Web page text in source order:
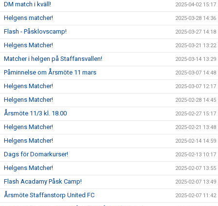
DM match i kväll! 2025-04-02 15:17
Helgens matcher! 2025-03-28 14:36
Flash - Påsklovscamp! 2025-03-27 14:18
Helgens Matcher! 2025-03-21 13:22
Matcher i helgen på Staffansvallen! 2025-03-14 13:29
Påminnelse om Årsmöte 11 mars 2025-03-07 14:48
Helgens Matcher! 2025-03-07 12:17
Helgens Matcher! 2025-02-28 14:45
Årsmöte 11/3 kl. 18.00 2025-02-27 15:17
Helgens Matcher! 2025-02-21 13:48
Helgens Matcher! 2025-02-14 14:59
Dags för Domarkurser! 2025-02-13 10:17
Helgens Matcher! 2025-02-07 13:55
Flash Acadamy Påsk Camp! 2025-02-07 13:49
Årsmöte Staffanstorp United FC 2025-02-07 11:42